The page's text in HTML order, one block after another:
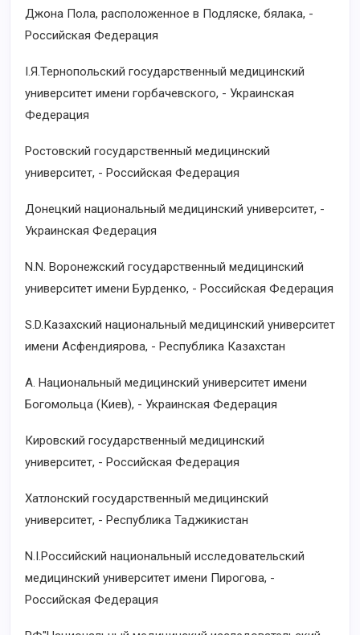
Джона Пола, расположенное в Подляске, бялака, -
Российская Федерация
I.Я.Тернопольский государственный медицинский
университет имени горбачевского, - Украинская
Федерация
Ростовский государственный медицинский
университет, - Российская Федерация
Донецкий национальный медицинский университет, -
Украинская Федерация
N.N. Воронежский государственный медицинский
университет имени Бурденко, - Российская Федерация
S.D.Казахский национальный медицинский университет
имени Асфендиярова, - Республика Казахстан
A. Национальный медицинский университет имени
Богомольца (Киев), - Украинская Федерация
Кировский государственный медицинский
университет, - Российская Федерация
Хатлонский государственный медицинский
университет, - Республика Таджикистан
N.I.Российский национальный исследовательский
медицинский университет имени Пирогова, -
Российская Федерация